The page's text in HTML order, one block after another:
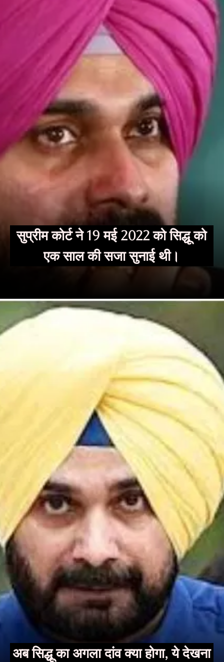
सुप्रीम कोर्ट ने 19 मई 2022 को सिद्धू को
एक साल की सजा सुनाई थी।
अब सिद्धू का अगला दांव क्या होगा, ये देखना